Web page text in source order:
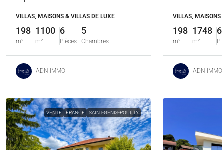
VILLAS, MAISONS & VILLAS DE LUXE
198
m²
1100
m²
6
Pièces
5
Chambres
ADN IMMO
VILLAS,
198
m²
1748
m²
6
ADN IMMO
VENTE FRANCE SAINT-GENIS-POUILLY